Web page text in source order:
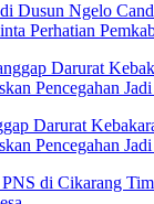
Dusun Ngelo
Perhatian
Darurat
Pencegahan